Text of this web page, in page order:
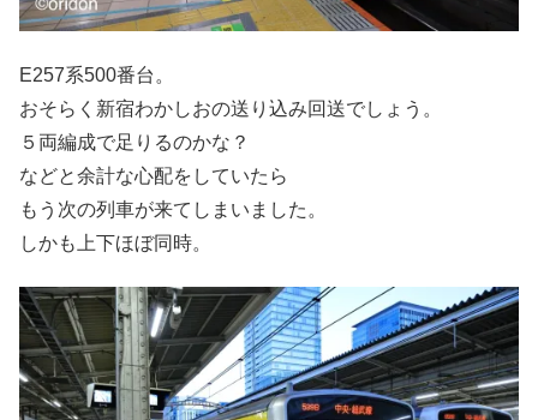
E257系500番台。
おそらく新宿わかしおの送り込み回送でしょう。
５両編成で足りるのかな？
などと余計な心配をしていたら
もう次の列車が来てしまいました。
しかも上下ほぼ同時。